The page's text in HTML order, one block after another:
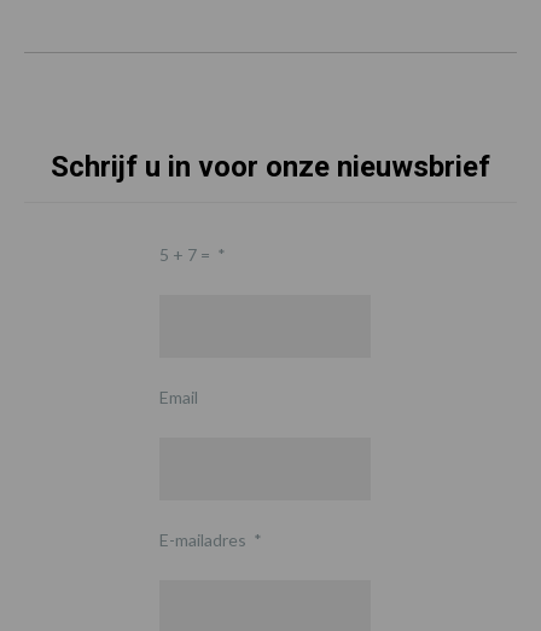
Schrijf u in voor onze nieuwsbrief
5 + 7 = *
Email
E-mailadres *